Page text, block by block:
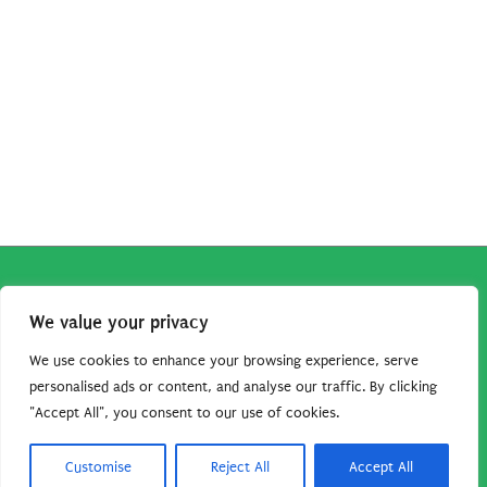
We value your privacy
We use cookies to enhance your browsing experience, serve
personalised ads or content, and analyse our traffic. By clicking
"Accept All", you consent to our use of cookies.
Customise Reject All Accept All
associato Amazon percepisce dei ricavi da acquisti idonei.
Tutti i guadagni sono direttamente reinvestiti in questo sito
per continuare a condividere tutorial e risorse per gli amanti
dei cartoon. Grazie per il vostro sostegno!
Barbara Basso - P. Iva 09792641004